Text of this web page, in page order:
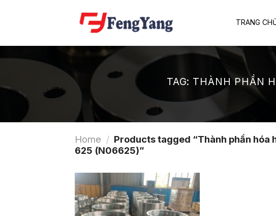
TRANG
TAG: THÀNH PHẦN
Home / Products tagged “Thành phần hóa
625 (N06625)”